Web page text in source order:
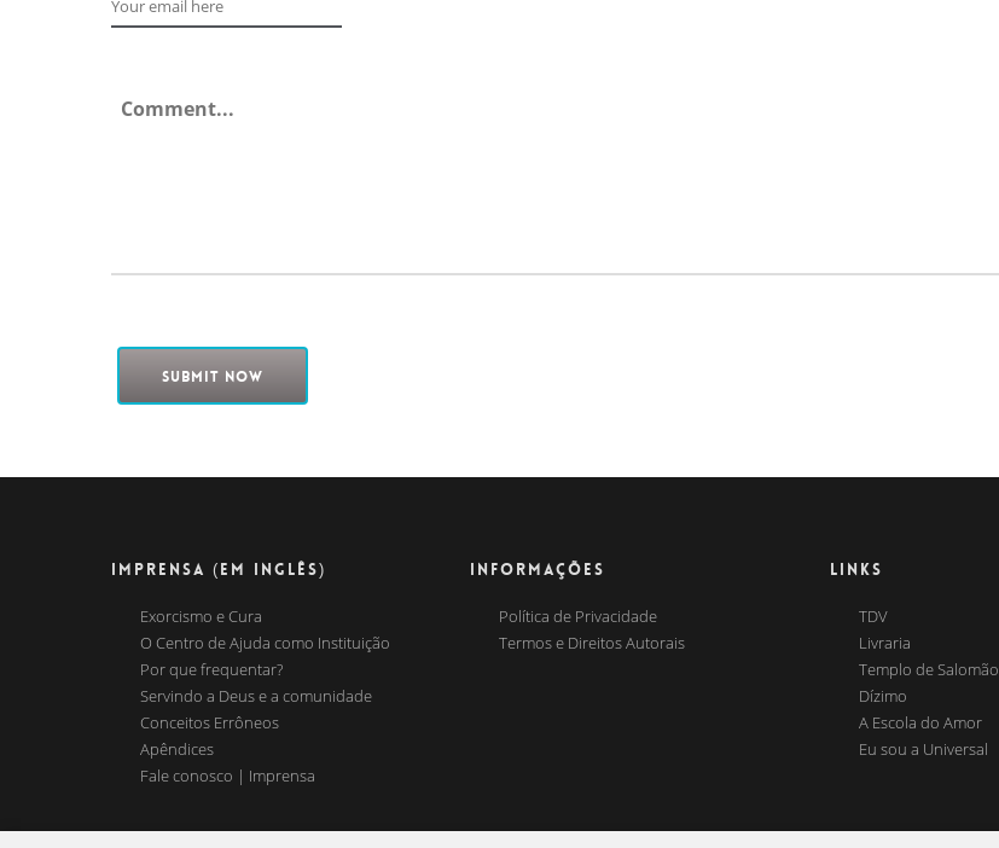
IMPRENSA (EM INGLÊS)
Exorcismo e Cura
O Centro de Ajuda como Instituição
Por que frequentar?
Servindo a Deus e a comunidade
Conceitos Errôneos
Apêndices
Fale conosco | Imprensa
INFORMAÇÕES
Política de Privacidade
Termos e Direitos Autorais
LINKS
TDV
Livraria
Templo de Salomão
Dízimo
A Escola do Amor
Eu sou a Universal